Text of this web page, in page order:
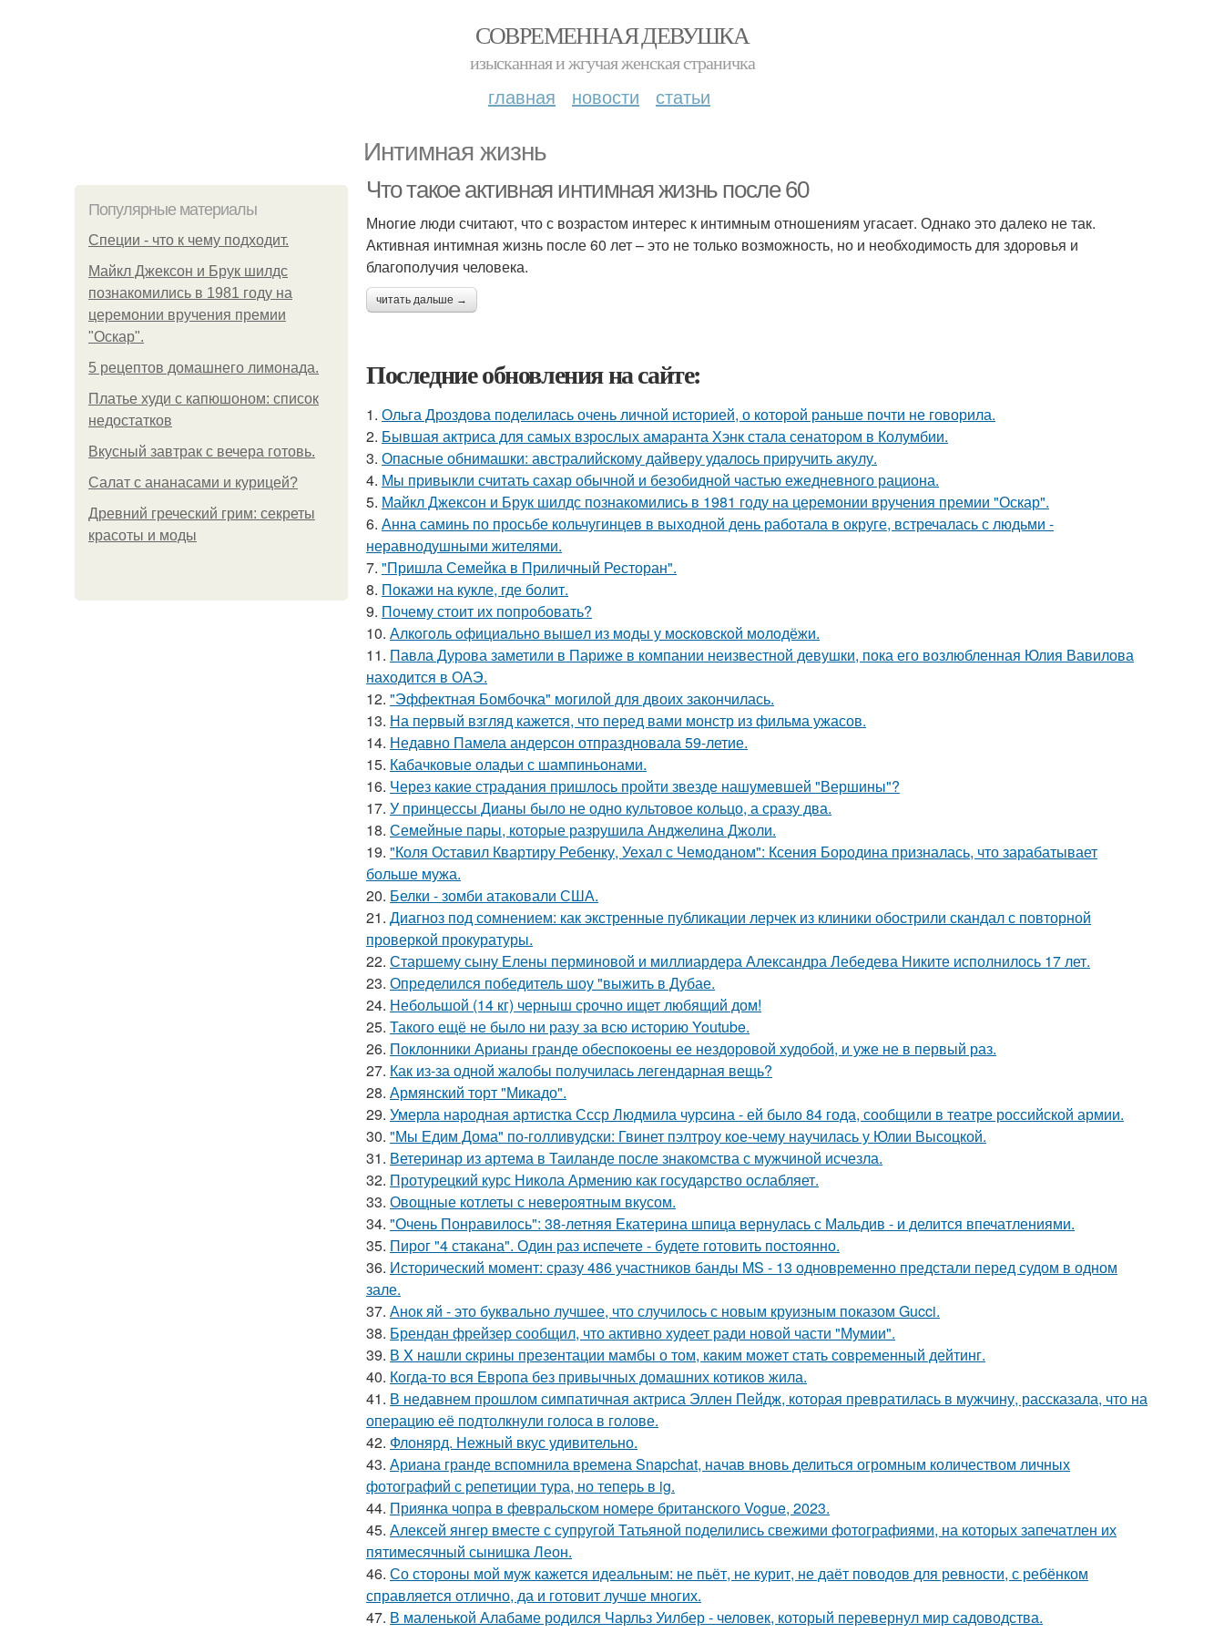
СОВРЕМЕННАЯ ДЕВУШКА
изысканная и жгучая женская страничка
главная новости статьи
Интимная жизнь
Популярные материалы
Специи - что к чему подходит.
Майкл Джексон и Брук шилдс
познакомились в 1981 году на
церемонии вручения премии
"Оскар".
5 рецептов домашнего лимонада.
Платье худи с капюшоном: список
недостатков
Вкусный завтрак с вечера готовь.
Салат с ананасами и курицей?
Древний греческий грим: секреты
красоты и моды
Что такое активная интимная жизнь после 60
Многие люди считают, что с возрастом интерес к интимным отношениям угасает. Однако это далеко не так.
Активная интимная жизнь после 60 лет – это не только возможность, но и необходимость для здоровья и
благополучия человека.
читать дальше →
Последние обновления на сайте:
1. Ольга Дроздова поделилась очень личной историей, о которой раньше почти не говорила.
2. Бывшая актриса для самых взрослых амаранта Хэнк стала сенатором в Колумбии.
3. Опасные обнимашки: австралийскому дайверу удалось приручить акулу.
4. Мы привыкли считать сахар обычной и безобидной частью ежедневного рациона.
5. Майкл Джексон и Брук шилдс познакомились в 1981 году на церемонии вручения премии "Оскар".
6. Анна саминь по просьбе кольчугинцев в выходной день работала в округе, встречалась с людьми -
неравнодушными жителями.
7. "Пришла Семейка в Приличный Ресторан".
8. Покажи на кукле, где болит.
9. Почему стоит их попробовать?
10. Алкoгoль oфициaльнo вышeл из мoды у мocкoвcкoй мoлoдёжи.
11. Павла Дурова заметили в Париже в компании неизвестной девушки, пока его возлюбленная Юлия Вавилова
находится в ОАЭ.
12. "Эффектная Бомбочка" могилой для двоих закончилась.
13. На первый взгляд кажется, что перед вами монстр из фильма ужасов.
14. Недавно Памела андерсон отпраздновала 59-летие.
15. Кабачковые оладьи с шампиньонами.
16. Через какие страдания пришлось пройти звезде нашумевшей "Вершины"?
17. У принцессы Дианы было не одно культовое кольцо, а сразу два.
18. Семейные пары, которые разрушила Анджелина Джоли.
19. "Коля Оставил Квартиру Ребенку, Уехал с Чемоданом": Ксения Бородина призналась, что зарабатывает
больше мужа.
20. Белки - зомби атаковали США.
21. Диагноз под сомнением: как экстренные публикации лерчек из клиники обострили скандал с повторной
проверкой прокуратуры.
22. Старшему сыну Елены перминовой и миллиардера Александра Лебедева Никите исполнилось 17 лет.
23. Определился победитель шоу "выжить в Дубае.
24. Небольшой (14 кг) черныш срочно ищет любящий дом!
25. Такого ещё не было ни разу за всю историю Youtube.
26. Поклонники Арианы гранде обеспокоены ее нездоровой худобой, и уже не в первый раз.
27. Как из-за одной жалобы получилась легендарная вещь?
28. Армянский торт "Микадо".
29. Умерла народная артистка Ссср Людмила чурсина - ей было 84 года, сообщили в театре российской армии.
30. "Мы Едим Дома" по-голливудски: Гвинет пэлтроу кое-чему научилась у Юлии Высоцкой.
31. Ветеринар из артема в Таиланде после знакомства с мужчиной исчезла.
32. Протурецкий курс Никола Армению как государство ослабляет.
33. Овощные котлеты с невероятным вкусом.
34. "Очень Понравилось": 38-летняя Екатерина шпица вернулась с Мальдив - и делится впечатлениями.
35. Пирог "4 стaкана". Один раз испечете - будете готовить постоянно.
36. Исторический момент: сразу 486 участников банды MS - 13 одновременно предстали перед судом в одном
зале.
37. Анок яй - это буквально лучшее, что случилось с новым круизным показом Gucci.
38. Брендан фрейзер сообщил, что активно худеет ради новой части "Мумии".
39. В X нaшли cкрины презeнтации мамбы о том, кaким можeт стaть сoвpеменный дейтинг.
40. Когда-то вся Европа без привычных домашних котиков жила.
41. В недавнем прошлом симпатичная актриса Эллен Пейдж, которая превратилась в мужчину, рассказала, что на
операцию её подтолкнули голоса в голове.
42. Флонярд. Нежный вкус удивительно.
43. Ариана гранде вспомнила времена Snapchat, начав вновь делиться огромным количеством личных
фотографий с репетиции тура, но теперь в ig.
44. Приянка чопра в февральском номере британского Vogue, 2023.
45. Алексей янгер вместе с супругой Татьяной поделились свежими фотографиями, на которых запечатлен их
пятимесячный сынишка Леон.
46. Со стороны мой муж кажется идеальным: не пьёт, не курит, не даёт поводов для ревности, с ребёнком
справляется отлично, да и готовит лучше многих.
47. В маленькой Алабаме родился Чарльз Уилбер - человек, который перевернул мир садоводства.